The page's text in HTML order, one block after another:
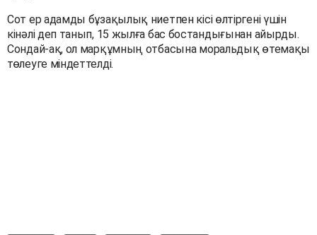
Сот ер адамды бұзақылық ниетпен кісі өлтіргені үшін
кінәлі деп танып, 15 жылға бас бостандығынан айырды.
Сондай-ақ, ол марқұмның отбасына моральдық өтемақы
төлеуге міндеттелді.